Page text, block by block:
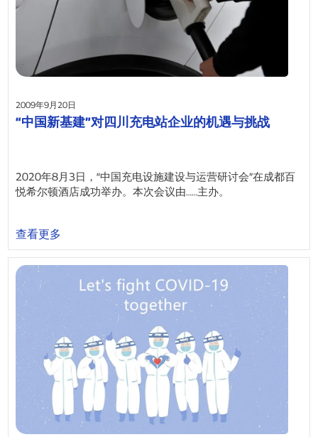
2009年9月20日
“中国新基建”对四川充电站企业的机遇与挑战
2020年8月3日，“中国充电设施建设与运营研讨会”在成都百
悦希尔顿酒店成功举办。本次会议由……主办。
查看更多